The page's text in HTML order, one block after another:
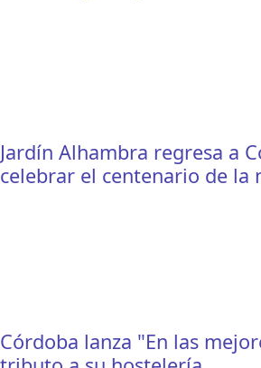
Jardín Alhambra regresa a
celebrar el centenario de la
Córdoba lanza "En las